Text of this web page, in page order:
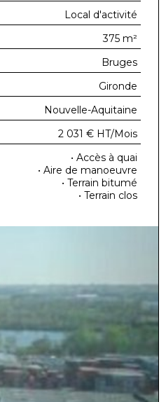
Local d'activité
375 m²
Bruges
Gironde
Nouvelle-Aquitaine
2 031 € HT/Mois
• Accès à quai
• Aire de manoeuvre
• Terrain bitumé
• Terrain clos